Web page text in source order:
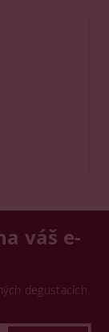
váš e-
degustacích.